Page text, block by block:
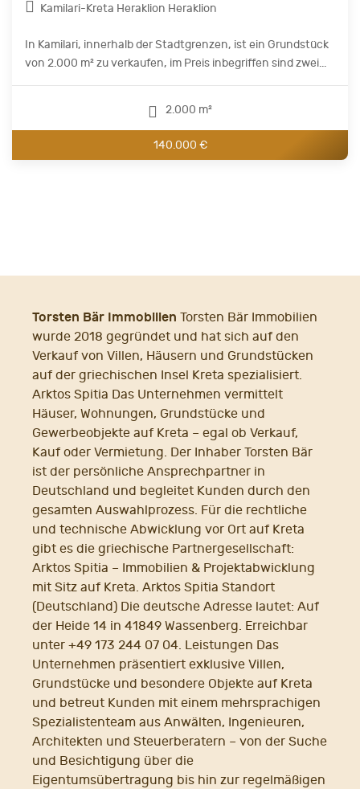
Kamilari-Kreta Heraklion Heraklion
In Kamilari, innerhalb der Stadtgrenzen, ist ein Grundstück
von 2.000 m² zu verkaufen, im Preis inbegriffen sind zwei...
2.000 m²
140.000 €
Torsten Bär Immobilien Torsten Bär Immobilien
wurde 2018 gegründet und hat sich auf den
Verkauf von Villen, Häusern und Grundstücken
auf der griechischen Insel Kreta spezialisiert.
Arktos Spitia Das Unternehmen vermittelt
Häuser, Wohnungen, Grundstücke und
Gewerbeobjekte auf Kreta – egal ob Verkauf,
Kauf oder Vermietung. Der Inhaber Torsten Bär
ist der persönliche Ansprechpartner in
Deutschland und begleitet Kunden durch den
gesamten Auswahlprozess. Für die rechtliche
und technische Abwicklung vor Ort auf Kreta
gibt es die griechische Partnergesellschaft:
Arktos Spitia – Immobilien & Projektabwicklung
mit Sitz auf Kreta. Arktos Spitia Standort
(Deutschland) Die deutsche Adresse lautet: Auf
der Heide 14 in 41849 Wassenberg. Erreichbar
unter +49 173 244 07 04. Leistungen Das
Unternehmen präsentiert exklusive Villen,
Grundstücke und besondere Objekte auf Kreta
und betreut Kunden mit einem mehrsprachigen
Spezialistenteam aus Anwälten, Ingenieuren,
Architekten und Steuerberatern – von der Suche
und Besichtigung über die
Eigentumsübertragung bis hin zur regelmäßigen